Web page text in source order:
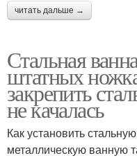
читать дальше →
Стальная
штатных
закрепить
не качалась
Как установить
металлическую ванную